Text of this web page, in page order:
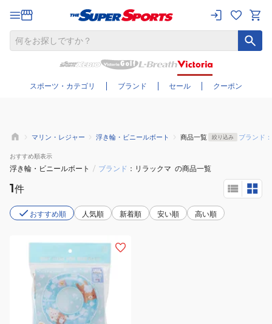
スポーツ・カテゴリ ブランド セール クーポン
さらに絞り込む
マリン・レジャー 浮き輪・ビニールボート 商品一覧 絞り込み ブランド：
おすすめ順表示
浮き輪・ビニールボート / ブランド リラックマ の商品一覧
1件
おすすめ順 人気順 新着順 安い順 高い順